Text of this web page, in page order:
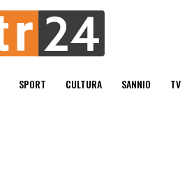
SPORT CULTURA SANNIO TV